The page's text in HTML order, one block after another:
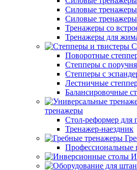
Силовые
Силовые
Тренажеры со
Тренажеры для
Поворотные
Степперы с
Степперы с
Лестничные
Балансировочные
тренажеры
Стол-реформер для
Тренажер-наездник
Профессиональные